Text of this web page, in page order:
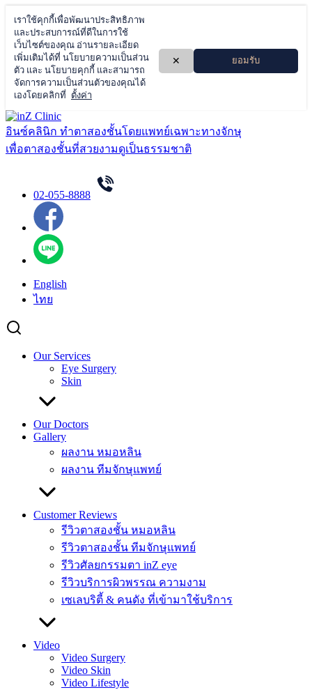
Skip
to
content
อินซ์คลินิก ทำตาสองชั้นโดยแพทย์เฉพาะทางจักษุ
เพื่อตาสองชั้นที่สวยงามดูเป็นธรรมชาติ
02-055-8888
English
ไทย
Our Services
Eye Surgery
Skin
Our Doctors
Gallery
ผลงาน หมอหลิน
ผลงาน ทีมจักษุแพทย์
Customer Reviews
รีวิวตาสองชั้น หมอหลิน
รีวิวตาสองชั้น ทีมจักษุแพทย์
รีวิวศัลยกรรมตา inZ eye
รีวิวบริการผิวพรรณ ความงาม
เซเลบริตี้ & คนดัง ที่เข้ามาใช้บริการ
Video
Video Surgery
Video Skin
Video Lifestyle